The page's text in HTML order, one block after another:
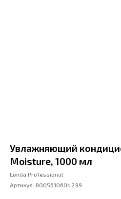
Увлажняющий
Moisture, 1000 мл
Londa Professional
Артикул: 8005610604299